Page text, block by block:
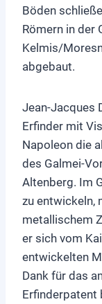
Böden
Römern in der
Kelmis/
abgebaut.
Jean-Jacques
Erfinder mit
Napoleon die
des Galmei-
Altenberg. Im
zu entwickeln,
metallischem
er sich vom
entwickelten
Dank für das
Erfinderpatent